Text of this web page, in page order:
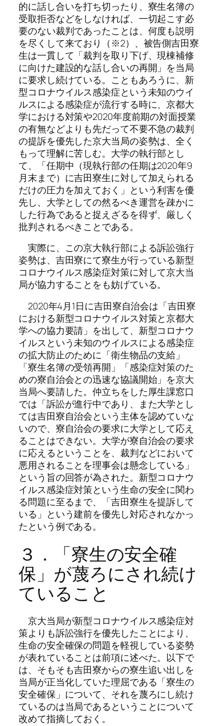
的に話し合いを打ち切ったり、寮生名簿の
受取拒否などをしなければ、一切起こす必
要のない裁判であったことは、何度も説明
を尽くして来ており（※2）、被告側吉田寮
生は一貫して「裁判を取り下げ、現棟補修
に向けた建設的な話し合いの再開」を当局
に要求し続けている。こともあろうに、新
型コロナウイルス感染症という未知のウイ
ルスによる感染症が流行する時に、京都大
学における対策や2020年度前期の対面授業
の有無などよりも先だって不要不急の裁判
の提訴を優先した京大当局の姿勢は、全く
もって理解に苦しむ。大学の執行部とし
て、「任期中（現執行部の任期は2020年9
月末まで）に吉田寮生に対して加えられる
だけの圧力を加えておく」という利害を優
先し、大学としての然るべき運営を疎かに
した行為であると捉えざるを得ず、厳しく
批判されるべきことである。
実際に、この京大執行部による訴訟強行
姿勢は、吉田寮にて寮生が行っている新型
コロナウイルス感染症対策に対して京大当
局が協力することをも妨げている。
2020年4月1日に吉田寮自治会は「吉田寮
における新型コロナウイルス対策と京都大
学への協力要請」を出して、新型コロナウ
イルスという未知のウイルスによる感染症
の拡大防止のために「衛生物品の支給」
「寮生名簿の受領再開」「感染症対策のた
めの寮自治会との迅速な協議開始」を京大
当局へ要請した。仲立ちをした厚生課窓口
では「訴訟が進行中であり、また大学とし
ては吉田寮自治会という主体を認めていな
いので、寮自治会の要求に大学として応え
ることはできない。大学が寮自治会の要求
に応えるということを、裁判などにおいて
悪用されることを理事会は懸念している」
という旨の回答が為された。新型コロナウ
イルス感染症対策という生命の安全に関わ
る問題に至るまで、「吉田寮生を提訴して
いる」という建前を優先し対応されなかっ
たという例である。
３．「寮生の安全確
保」が蔑ろにされ続け
ていること
京大当局が新型コロナウイルス感染症対
策よりも訴訟強行を優先したことにより、
生命の安全確保の問題を軽視している姿勢
が表れていることは前項に述べた。以下で
は、そもそも吉田寮からの寮生追い出しを
当局が正当化していた理屈である「寮生の
安全確保」について、それを蔑ろにし続け
ているのは当局であるということについて
改めて指摘しておく。